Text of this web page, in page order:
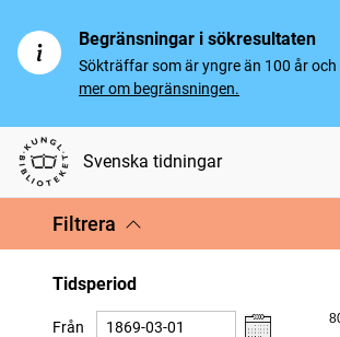
Begränsningar i sökresultaten
Sökträffar som är yngre än 100 år
mer om begränsningen.
Svenska tidningar
Filtrera
Tidsperiod
Från